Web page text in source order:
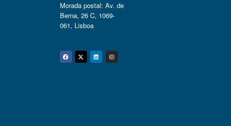
Morada postal: Av. de
Berna, 26 C, 1069-
061, Lisboa
Facebook
Twitter
Linkedin
Instagram